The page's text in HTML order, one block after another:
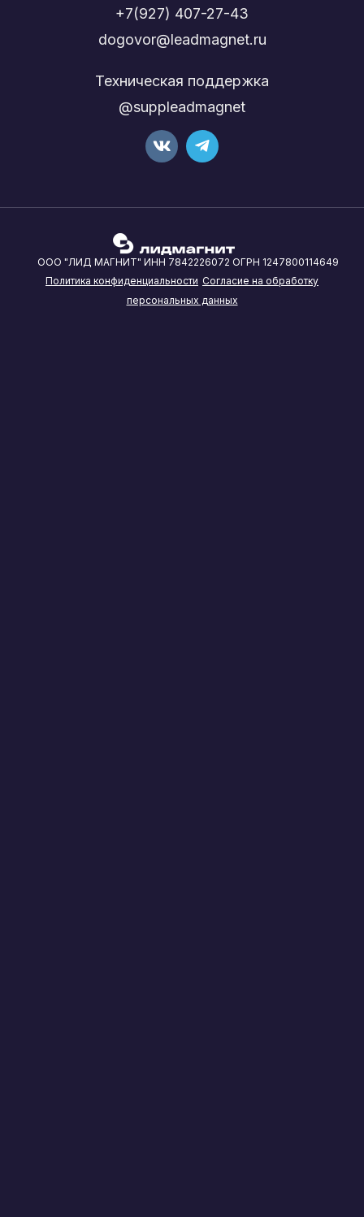
+7(927) 407-27-43
dogovor@leadmagnet.ru
Техническая поддержка
@suppleadmagnet
ООО "ЛИД МАГНИТ" ИНН 7842226072 ОГРН 1247800114649
Политика конфиденциальности Согласие на обработку
персональных данных